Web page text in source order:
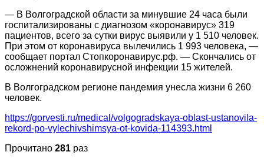
— В Волгоградской области за минувшие 24 часа были
госпитализированы с диагнозом «коронавирус» 319
пациентов, всего за сутки вирус выявили у 1 510 человек.
При этом от коронавируса вылечились 1 993 человека, —
сообщает портал Стопкоронавирус.рф. — Скончались от
осложнений коронавирусной инфекции 15 жителей.
В Волгоградском регионе пандемия унесла жизни 6 260
человек.
https://gorvesti.ru/medical/volgogradskaya-oblast-ustanovila-
rekord-po-vylechivshimsya-ot-kovida-114393.html
Прочитано 281 раз